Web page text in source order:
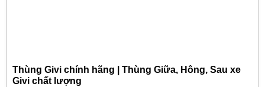
Thùng Givi chính hãng | Thùng Giữa, Hông, Sau xe
Givi chất lượng